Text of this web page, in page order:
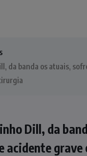
da banda os atuais,
Dill, da
acidente grave